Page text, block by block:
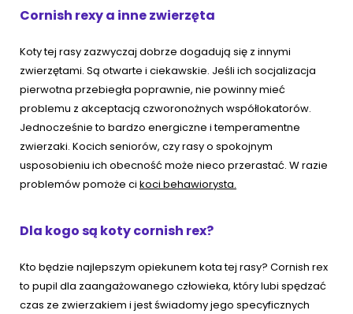
Cornish rexy a inne zwierzęta
Koty tej rasy zazwyczaj dobrze dogadują się z innymi
zwierzętami. Są otwarte i ciekawskie. Jeśli ich socjalizacja
pierwotna przebiegła poprawnie, nie powinny mieć
problemu z akceptacją czworonożnych współlokatorów.
Jednocześnie to bardzo energiczne i temperamentne
zwierzaki. Kocich seniorów, czy rasy o spokojnym
usposobieniu ich obecność może nieco przerastać. W razie
problemów pomoże ci koci behawiorysta.
Dla kogo są koty cornish rex?
Kto będzie najlepszym opiekunem kota tej rasy? Cornish rex
to pupil dla zaangażowanego człowieka, który lubi spędzać
czas ze zwierzakiem i jest świadomy jego specyficznych